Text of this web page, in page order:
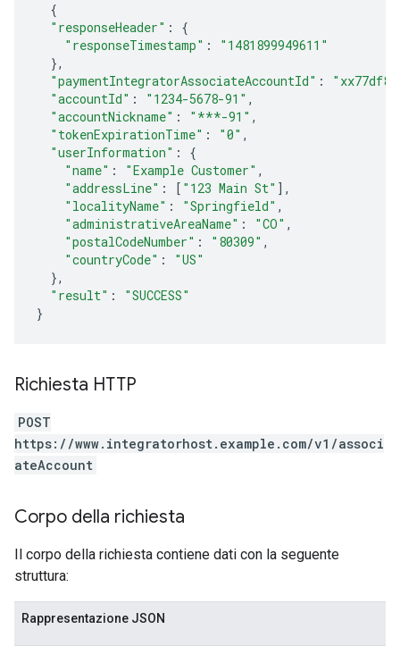
{
"responseHeader" :
{
"responseTimestamp" :
"1481899949611"
},
"paymentIntegratorAssociateAccountId" :
"accountId" : "1234-5678-91" ,
"accountNickname" : "***-91" ,
"tokenExpirationTime" : "0" ,
"userInformation" :
{
"name" : "Example Customer" ,
"addressLine" : [ "123 Main St" ],
"localityName" : "Springfield" ,
"administrativeAreaName" : "CO" ,
"postalCodeNumber" : "80309" ,
"countryCode" :
"US"
},
"result" :
"SUCCESS"
}
Richiesta HTTP
POST
https://www.integratorhost.example.com/v1/associ
ateAccount
Corpo della richiesta
Il corpo della richiesta contiene dati con la seguente
struttura:
Rappresentazione JSON